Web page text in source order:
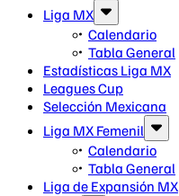
Liga MX
Calendario
Tabla General
Estadísticas Liga MX
Leagues Cup
Selección Mexicana
Liga MX Femenil
Calendario
Tabla General
Liga de Expansión MX